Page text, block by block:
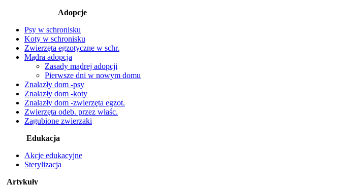
Adopcje
Psy w schronisku
Koty w schronisku
Zwierzęta egzotyczne w schr.
Mądra adopcja
Zasady mądrej adopcji
Pierwsze dni w nowym domu
Znalazły dom -psy
Znalazły dom -koty
Znalazły dom -zwierzęta egzot.
Zwierzęta odeb. przez właśc.
Zagubione zwierzaki
Edukacja
Akcje edukacyjne
Sterylizacja
Artykuły